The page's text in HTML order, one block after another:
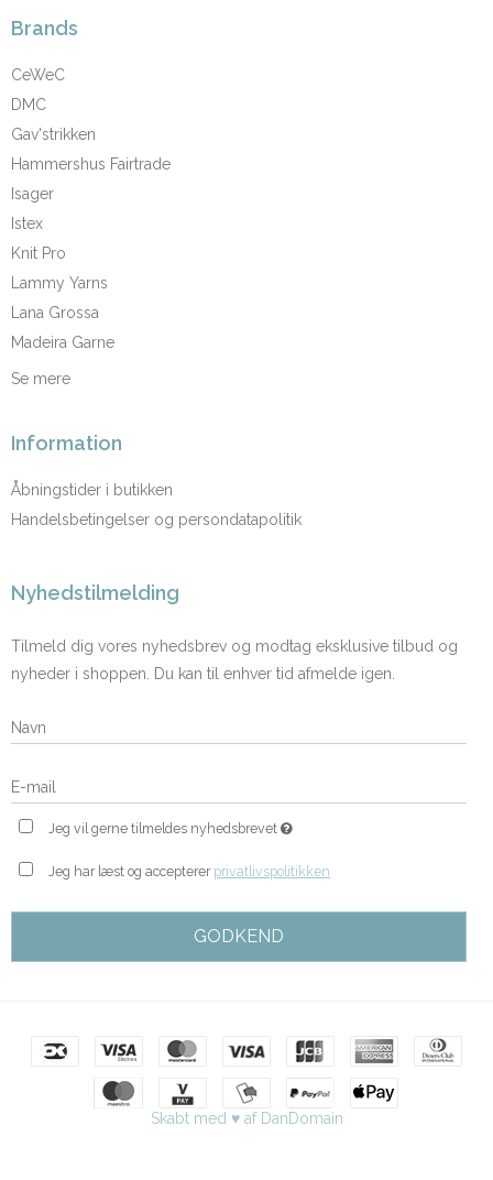
Brands
CeWeC
DMC
Gav'strikken
Hammershus Fairtrade
Isager
Istex
Knit Pro
Lammy Yarns
Lana Grossa
Madeira Garne
Se mere
Information
Åbningstider i butikken
Handelsbetingelser og persondatapolitik
Nyhedstilmelding
Tilmeld dig vores nyhedsbrev og modtag eksklusive tilbud og
nyheder i shoppen. Du kan til enhver tid afmelde igen.
Jeg vil gerne tilmeldes nyhedsbrevet
Jeg har læst og accepterer privatlivspolitikken
GODKEND
Skabt med ♥ af DanDomain